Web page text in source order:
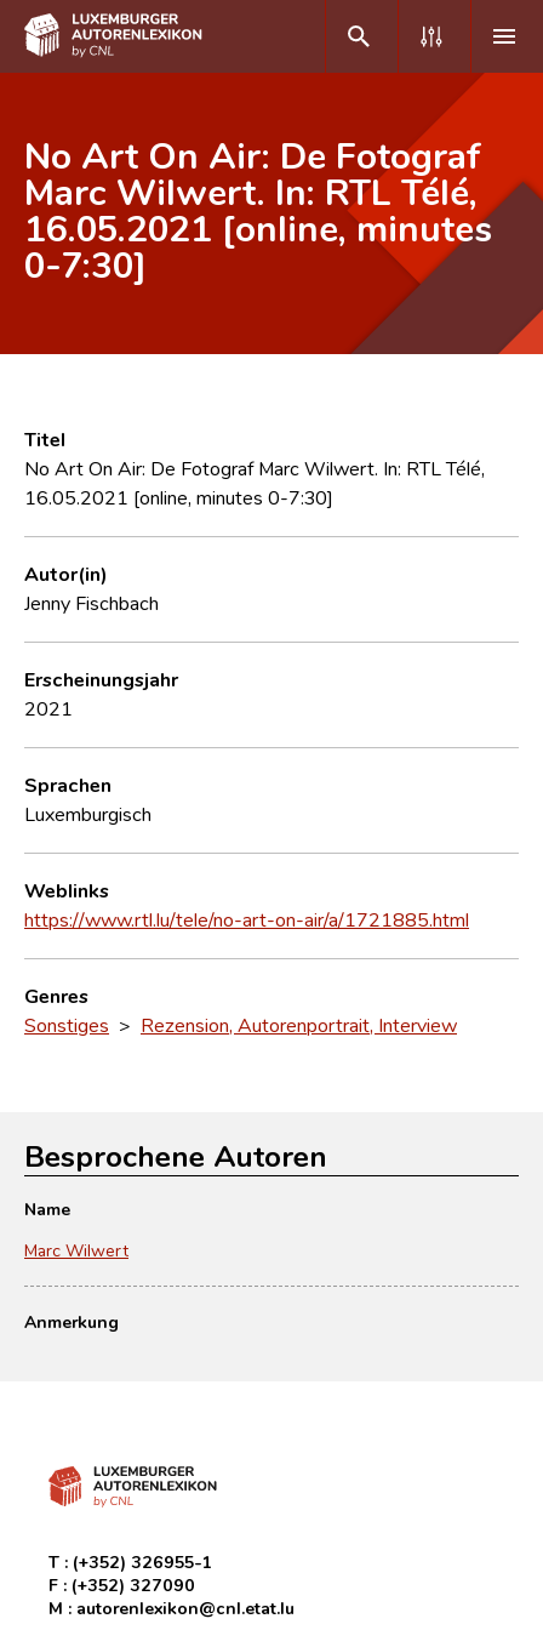
DE FR
Home
Autor(inn)en A-Z
Forschungsgruppe
No Art On Air: De Fotograf
Marc Wilwert. In: RTL Télé,
16.05.2021 [online, minutes
0-7:30]
Titel
No Art On Air: De Fotograf Marc Wilwert. In: RTL Télé,
16.05.2021 [online, minutes 0-7:30]
Autor(in)
Jenny Fischbach
Erscheinungsjahr
2021
Sprachen
Luxemburgisch
Weblinks
https://www.rtl.lu/tele/no-art-on-air/a/1721885.html
Genres
Sonstiges > Rezension, Autorenportrait, Interview
Besprochene Autoren
Name
Marc Wilwert
Anmerkung
T : (+352) 326955-1
F : (+352) 327090
M : autorenlexikon@cnl.etat.lu